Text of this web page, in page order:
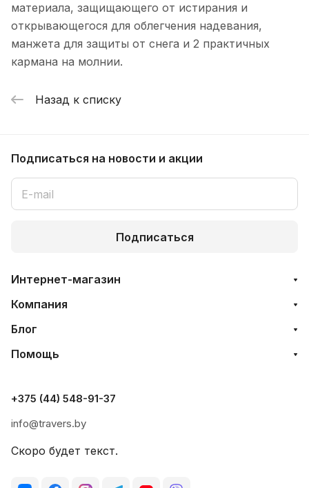
материала, защищающего от истирания и
открывающегося для облегчения надевания,
манжета для защиты от снега и 2 практичных
кармана на молнии.
Назад к списку
Подписаться на новости и акции
Подписаться
Интернет-магазин
Компания
Блог
Помощь
+375 (44) 548-91-37
info@travers.by
Скоро будет текст.